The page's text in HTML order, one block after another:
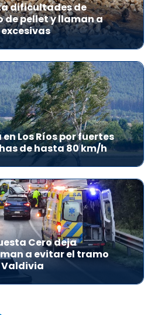
dificultades de
pellet y llaman a
Los Ríos por fuertes
de hasta 80 km/h
Cero deja
a evitar el tramo
Valdivia